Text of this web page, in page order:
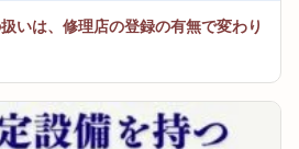
いは、修理店の登録の有無で変わり